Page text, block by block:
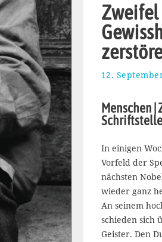
Zweifel
12.
Menschen |
In einigen
Vorfeld der
nächsten
wieder ganz
An seinem
schieden sich
Geister. Den